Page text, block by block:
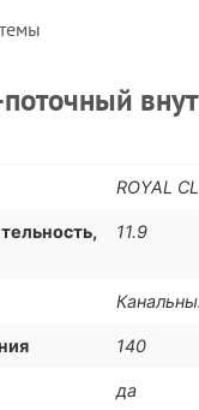
ROYAL
11.9
140
да